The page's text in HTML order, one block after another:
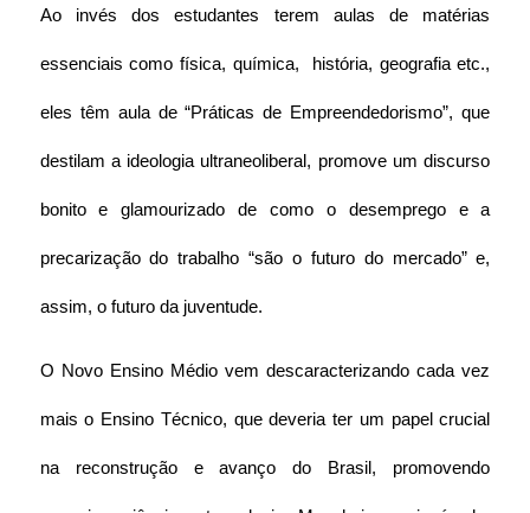
Ao invés dos estudantes terem aulas de matérias
essenciais como física, química,  história, geografia etc.,
eles têm aula de “Práticas de Empreendedorismo”, que
destilam a ideologia ultraneoliberal, promove um discurso
bonito e glamourizado de como o desemprego e a
precarização do trabalho “são o futuro do mercado” e,
assim, o futuro da juventude.
O Novo Ensino Médio vem descaracterizando cada vez
mais o Ensino Técnico, que deveria ter um papel crucial
na reconstrução e avanço do Brasil, promovendo